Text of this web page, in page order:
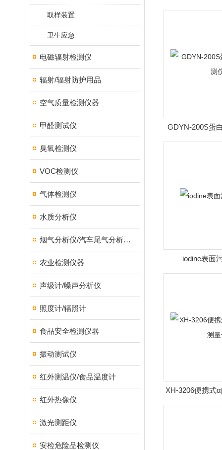
取样装置
卫生应急
电磁辐射检测仪
辐射/辐射防护用品
空气质量检测仪器
甲醛测试仪
臭氧检测仪
VOC检测仪
气体检测仪
水质分析仪
烟气分析仪/汽车尾气分析仪/转速表/汽车维修检测设备
农业检测仪器
声级计/噪声分析仪
照度计/辐照计
食品安全检测仪器
振动测试仪
红外测温仪/食品温度计
红外热像仪
激光测距仪
安检危险品检测仪
GDYN-200S蛋
iodine表面
XH-3206便携式
仪